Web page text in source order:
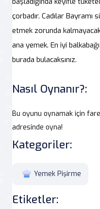
çorbadır. Cadılar
etmek zorunda
ana yemek. En iyi
burada bulacaksınız.
Nasıl Oynanır?:
Bu oyunu oynamak için
adresinde oyna!
Kategoriler:
Yemek Pişirme
Etiketler: